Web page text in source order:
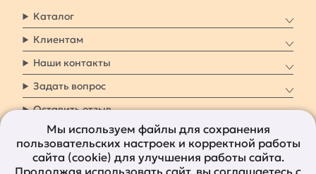
Каталог
Клиентам
Наши контакты
Задать вопрос
Оставить отзыв
8 800 7009 161 Заказать звонок
Мы используем файлы для сохранения
пользовательских настроек и корректной работы
сайта (cookie) для улучшения работы сайта.
Продолжая использовать сайт, вы соглашаетесь с